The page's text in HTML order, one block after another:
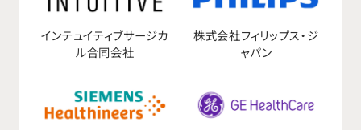
インテュイティブサージカ
ル合同会社
株式会社フィリップス・ジ
ャパン